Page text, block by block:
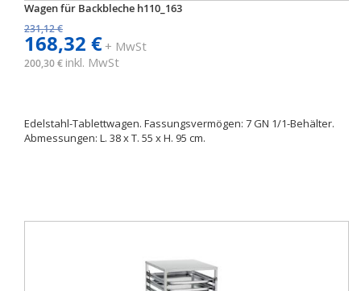
Wagen für Backbleche h110_163
231,12 €
168,32 €+ MwSt
200,30 € inkl. MwSt
Edelstahl-Tablettwagen. Fassungsvermögen: 7 GN 1/1-Behälter.
Abmessungen: L. 38 x T. 55 x H. 95 cm.